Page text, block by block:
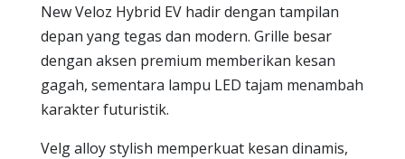
New Veloz Hybrid EV hadir dengan tampilan
depan yang tegas dan modern. Grille besar
dengan aksen premium memberikan kesan
gagah, sementara lampu LED tajam menambah
karakter futuristik.
Velg alloy stylish memperkuat kesan dinamis,